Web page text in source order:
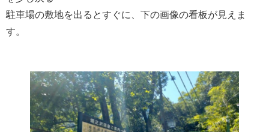
駐車場の敷地を出るとすぐに、下の画像の看板が見えま
す。